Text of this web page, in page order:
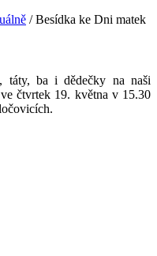
/Besídka ke Dni matek
táty, ba i dědečky na naši
čtvrtek 19. května v 15.30